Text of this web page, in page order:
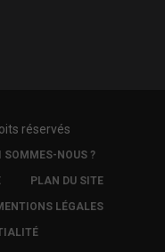
réservés
SOMMES-NOUS ?
PLAN DU SITE
LÉGALES